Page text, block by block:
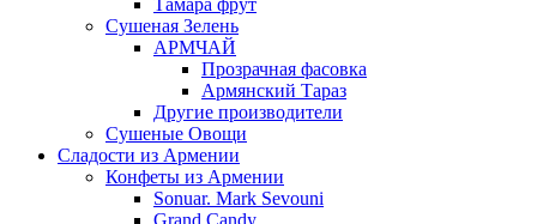
Тамара фрут
Сушеная Зелень
АРМЧАЙ
Прозрачная фасовка
Армянский Тараз
Другие производители
Сушеные Овощи
Сладости из Армении
Конфеты из Армении
Sonuar. Mark Sevouni
Grand Candy